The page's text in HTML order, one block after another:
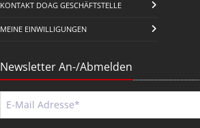
KONTAKT DOAG GESCHÄFTSTELLE
MEINE EINWILLIGUNGEN
Newsletter An-/Abmelden